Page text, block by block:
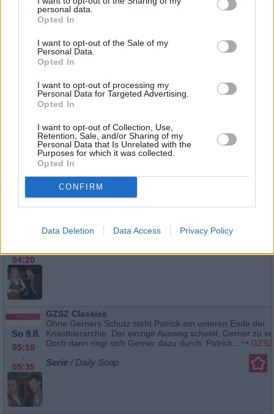
personal data.
Opted In
I want to opt-out of the Sale of my
Personal Data.
Opted In
I want to opt-out of processing my
Personal Data for Targeted Advertising.
Opted In
I want to opt-out of Collection, Use,
Retention, Sale, and/or Sharing of my
Personal Data that Is Unrelated with the
Purposes for which it was collected.
Opted In
CONFIRM
Data Deletion Data Access Privacy Policy
Serie/ Daily Soap
Vince gibt alles, um Leon zu unterstützen und ihn
seinen eigenen Problemen zu belasten. Er schwänzt
Schule, damit Leon einen Termin beim Arzt mit...
Serie/ Daily Soap
04:20
GZSZ Classics
Leon ist fassungslos, als er Philip und Ayla glücklich
überfordert. Doch kann Maren die...
So 9.8.
05:10
-
05:35
GZSZ Classics
Ohne Gerners Schutz steht Patrick am unteren Ende der
Knasthierarchie. Der einzige Ausweg scheint, Gerner zu
Doch dann ringt sich Gerner dazu durch, Patrick...
Serie / Daily Soap